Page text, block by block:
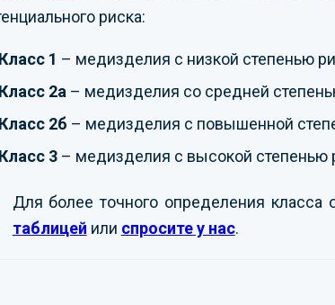
риска:
1 – медизделия с низкой степенью
2а– медизделия со средней
2б – медизделия с повышенной
3– медизделия с высокой степенью
Для более точного определения класса
таблицей или спросите у нас.